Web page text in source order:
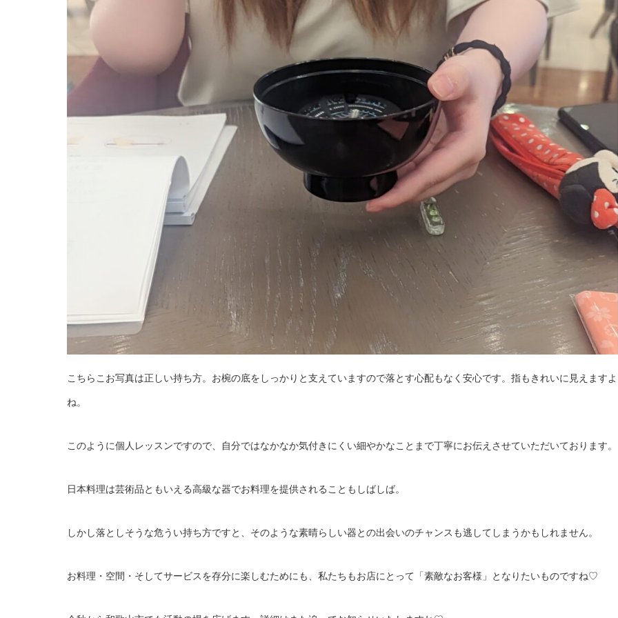
こちらこお写真は正しい持ち方。お椀の底をしっかりと支えていますので落とす心配もなく安心です。指もきれいに見えますよ
ね。
このように個人レッスンですので、自分ではなかなか気付きにくい細やかなことまで丁寧にお伝えさせていただいております。
日本料理は芸術品ともいえる高級な器でお料理を提供されることもしばしば。
しかし落としそうな危うい持ち方ですと、そのような素晴らしい器との出会いのチャンスも逃してしまうかもしれません。
お料理・空間・そしてサービスを存分に楽しむためにも、私たちもお店にとって「素敵なお客様」となりたいものですね♡